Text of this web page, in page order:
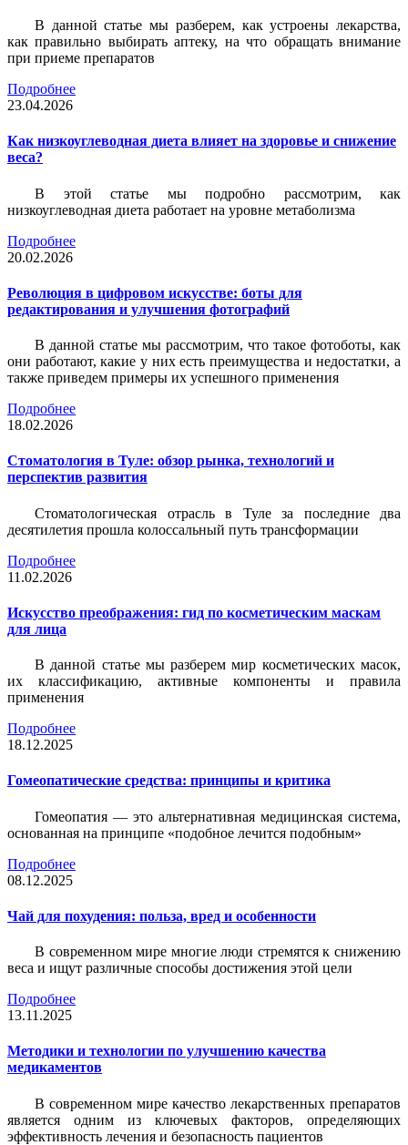
В данной статье мы разберем, как устроены лекарства,
как правильно выбирать аптеку, на что обращать внимание
при приеме препаратов
Подробнее
23.04.2026
Как низкоуглеводная диета влияет на здоровье и снижение
веса?
В этой статье мы подробно рассмотрим, как
низкоуглеводная диета работает на уровне метаболизма
Подробнее
20.02.2026
Революция в цифровом искусстве: боты для
редактирования и улучшения фотографий
В данной статье мы рассмотрим, что такое фотоботы, как
они работают, какие у них есть преимущества и недостатки, а
также приведем примеры их успешного применения
Подробнее
18.02.2026
Стоматология в Туле: обзор рынка, технологий и
перспектив развития
Стоматологическая отрасль в Туле за последние два
десятилетия прошла колоссальный путь трансформации
Подробнее
11.02.2026
Искусство преображения: гид по косметическим маскам
для лица
В данной статье мы разберем мир косметических масок,
их классификацию, активные компоненты и правила
применения
Подробнее
18.12.2025
Гомеопатические средства: принципы и критика
Гомеопатия — это альтернативная медицинская система,
основанная на принципе «подобное лечится подобным»
Подробнее
08.12.2025
Чай для похудения: польза, вред и особенности
В современном мире многие люди стремятся к снижению
веса и ищут различные способы достижения этой цели
Подробнее
13.11.2025
Методики и технологии по улучшению качества
медикаментов
В современном мире качество лекарственных препаратов
является одним из ключевых факторов, определяющих
эффективность лечения и безопасность пациентов